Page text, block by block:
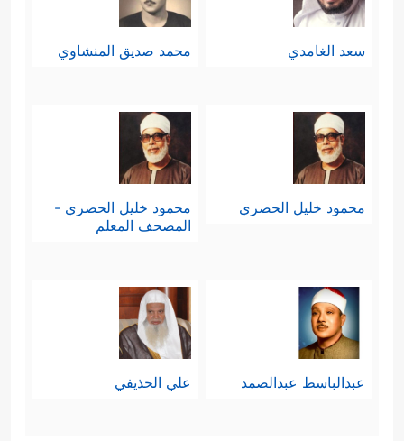
سعد الغامدي محمد صديق المنشاوي
محمود خليل الحصري
محمود خليل الحصري -
المصحف المعلم
عبدالباسط عبدالصمد علي الحذيفي